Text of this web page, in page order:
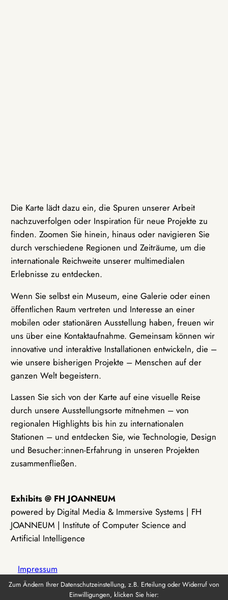
Die Karte lädt dazu ein, die Spuren unserer Arbeit
nachzuverfolgen oder Inspiration für neue Projekte zu
finden. Zoomen Sie hinein, hinaus oder navigieren Sie
durch verschiedene Regionen und Zeiträume, um die
internationale Reichweite unserer multimedialen
Erlebnisse zu entdecken.
Wenn Sie selbst ein Museum, eine Galerie oder einen
öffentlichen Raum vertreten und Interesse an einer
mobilen oder stationären Ausstellung haben, freuen wir
uns über eine Kontaktaufnahme. Gemeinsam können wir
innovative und interaktive Installationen entwickeln, die –
wie unsere bisherigen Projekte – Menschen auf der
ganzen Welt begeistern.
Lassen Sie sich von der Karte auf eine visuelle Reise
durch unsere Ausstellungsorte mitnehmen – von
regionalen Highlights bis hin zu internationalen
Stationen – und entdecken Sie, wie Technologie, Design
und Besucher:innen-Erfahrung in unseren Projekten
zusammenfließen.
Exhibits @ FH JOANNEUM
powered by Digital Media & Immersive Systems | FH
JOANNEUM | Institute of Computer Science and
Artificial Intelligence
Impressum
Zum Ändern Ihrer Datenschutzeinstellung, z.B. Erteilung oder Widerruf von
Einwilligungen, klicken Sie hier: